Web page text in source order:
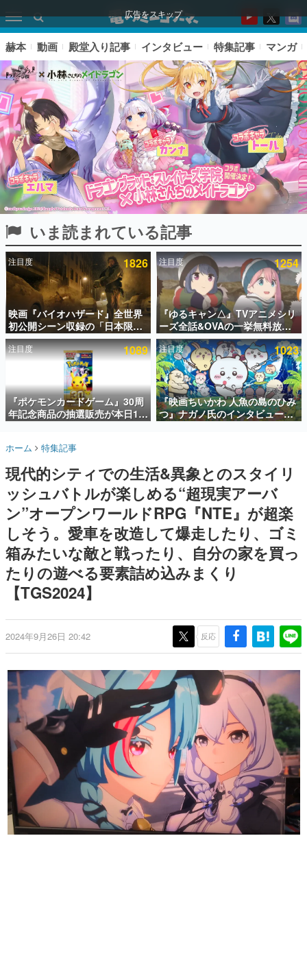
広告をスキップ
ピックアップ
電ファミのいま読まれている記事ランキング
アプリセール情報
インタビュー
連載・特集一覧
殿堂入り記事
SNS拡散数が数千以上！ ページビュー数万以上！ などな
ど。多くの人々に読まれた、電ファミ渾身の“殿堂入り”記
事をまとめました。
名作ゲームクリエイターの方々に製作時のエピソードをお
きます。
赫本
この物語を解いてはいけない。『赫本』は、〈試験問題〉
の形をした短編ホラー小説集です。
新世代に訊く
これからのデジタルゲーム市場を担う若きクリエイター達
の姿を追い、彼らのルーツと情熱を探っていきます。
ゲーム世代の作家たち
日本のコンテンツ産業やカルチャーに与えた影響を探る企
画です。
日本のモバイルゲーム史における主要なトピック・タイト
ルを網羅するほか、開発者へのインタビューや識者による
解説を掲載。約20年の歴史が一望できる決定版！
若ゲのいたり〜ゲームクリエイターの青春〜
『うつヌケ』『ペンと箸』等で知られるマンガ家・田中圭
一先生によるゲーム業界レポートマンガです。
なんでゲームは面白い？
ゲーム開発者・hamatsu氏がゲームの魅力を画面や操作の
具体的な形から解き明かしていく、硬派で骨太な評論連載
です。
ゲームが変えた日本語
「経験値」「裏技」「ラスボス」… ゲームにまつわる言葉
赫本 動画 殿堂入り記事 インタビュー 特集記事 マンガ
いま読まれている記事
注目度 1826
映画『バイオハザード』全世界
初公開シーン収録の「日本限
定」予告映像が解禁。バイオの
日（8月10日）にあわせて、
「ラクーンシティ総合病院」へ
行く配達人の姿が披露
注目度 1254
『ゆるキャン△』TVアニメシリ
ーズ全話&OVAの一挙無料放送
がABEMAで開催決定。8月11日
「山の日」の午前0時から実施
注目度 1089
『ポケモンカードゲーム』30周
年記念商品の抽選販売が本日12
時より開始。拡張パック「30th
に、「プレミアムデッキセット
「FUTURISTIC BOX」の計3商
注目度 1023
『映画ちいかわ 人魚の島のひみ
つ』ナガノ氏のインタビューが
解禁。もしまた映画をやれるな
ホーム 特集記事
現代的シティでの生活&異象とのスタイリ
ッシュバトルが楽しめる“超現実アーバ
ン”オープンワールドRPG『NTE』が超楽
しそう。愛車を改造して爆走したり、ゴミ
箱みたいな敵と戦ったり、自分の家を買っ
たりの遊べる要素詰め込みまくり
【TGS2024】
2024年9月26日 20:42 反応